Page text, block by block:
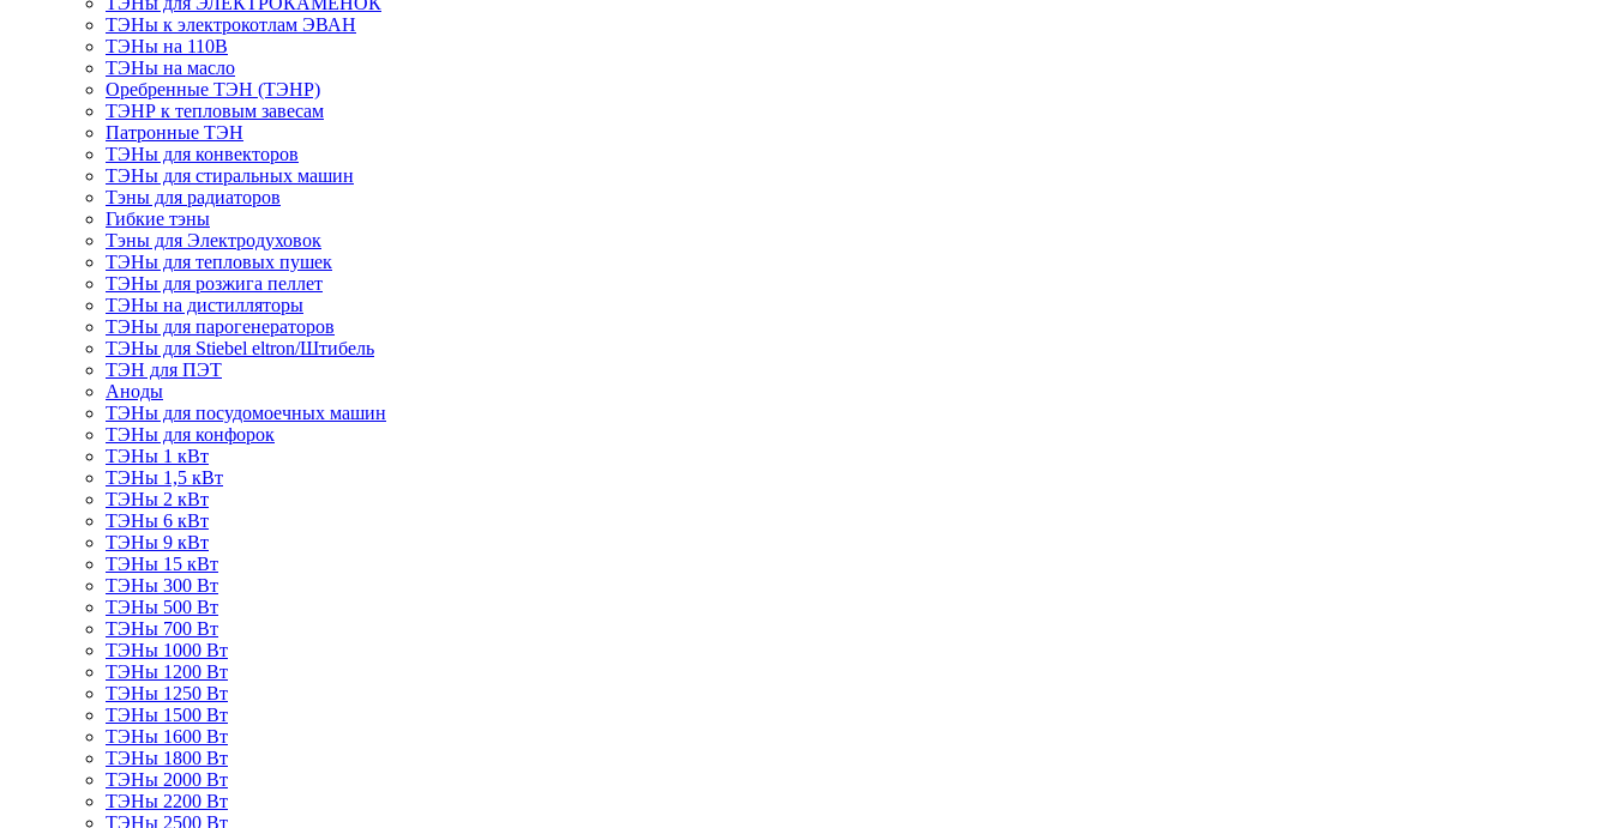
ТЭНы к электрокотлам ЭВАН
ТЭНы на 110В
ТЭНы на масло
Оребренные ТЭН (ТЭНР)
ТЭНР к тепловым завесам
Патронные ТЭН
ТЭНы для конвекторов
ТЭНы для стиральных машин
Тэны для радиаторов
Гибкие тэны
Тэны для Электродуховок
ТЭНы для тепловых пушек
ТЭНы для розжига пеллет
ТЭНы на дистилляторы
ТЭНы для парогенераторов
ТЭНы для Stiebel eltron/Штибель
ТЭН для ПЭТ
Аноды
ТЭНы для посудомоечных машин
ТЭНы для конфорок
ТЭНы 1 кВт
ТЭНы 1,5 кВт
ТЭНы 2 кВт
ТЭНы 6 кВт
ТЭНы 9 кВт
ТЭНы 15 кВт
ТЭНы 300 Вт
ТЭНы 500 Вт
ТЭНы 700 Вт
ТЭНы 1000 Вт
ТЭНы 1200 Вт
ТЭНы 1250 Вт
ТЭНы 1500 Вт
ТЭНы 1600 Вт
ТЭНы 1800 Вт
ТЭНы 2000 Вт
ТЭНы 2200 Вт
ТЭНы 2500 Вт